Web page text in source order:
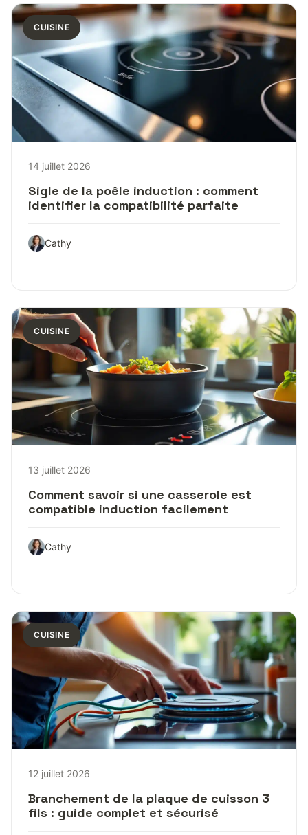
CUISINE
14 juillet 2026
Sigle de la poêle induction : comment
identifier la compatibilité parfaite
Cathy
CUISINE
13 juillet 2026
Comment savoir si une casserole est
compatible induction facilement
Cathy
CUISINE
12 juillet 2026
Branchement de la plaque de cuisson 3
fils : guide complet et sécurisé